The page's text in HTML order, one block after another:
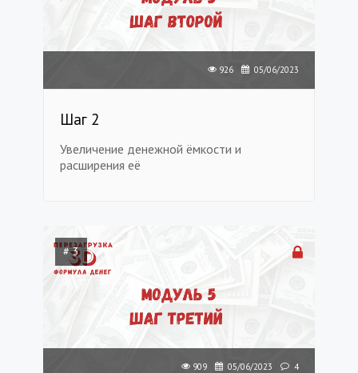
05/06/2023
926
Шаг 2
Увеличение денежной ёмкости и
расширения её
# 3
4
05/06/2023
909